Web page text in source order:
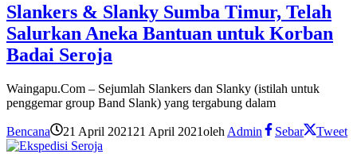
Slankers & Slanky Sumba Timur, Telah
Salurkan Aneka Bantuan untuk Korban
Badai Seroja
Waingapu.Com – Sejumlah Slankers dan Slanky (istilah untuk
penggemar group Band Slank) yang tergabung dalam
Bencana 21 April 2021 21 April 2021oleh Admin Sebar Tweet